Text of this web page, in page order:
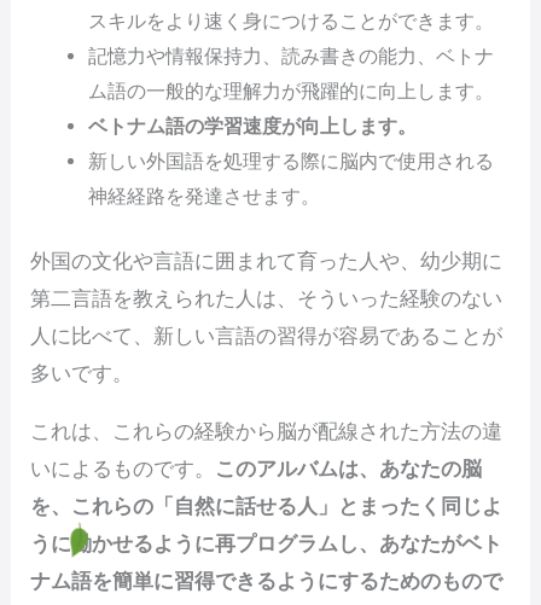
スキルをより速く身につけることができます。
記憶力や情報保持力、読み書きの能力、ベトナ
ム語の一般的な理解力が飛躍的に向上します。
ベトナム語の学習速度が向上します。
新しい外国語を処理する際に脳内で使用される
神経経路を発達させます。
外国の文化や言語に囲まれて育った人や、幼少期に
第二言語を教えられた人は、そういった経験のない
人に比べて、新しい言語の習得が容易であることが
多いです。
これは、これらの経験から脳が配線された方法の違
いによるものです。
このアルバムは、あなたの脳
を、これらの「自然に話せる人」とまったく同じよ
うに働かせるように再プログラムし、あなたがベト
ナム語を簡単に習得できるようにするためのもので